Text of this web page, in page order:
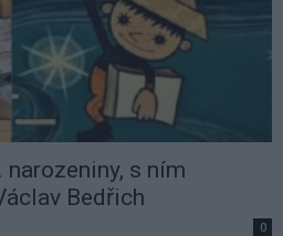
s ním
Bedřich
0